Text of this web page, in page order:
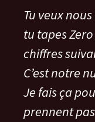
Tu veux
tu tapes
chiffres
C’est notre
Je fais ça
prennent